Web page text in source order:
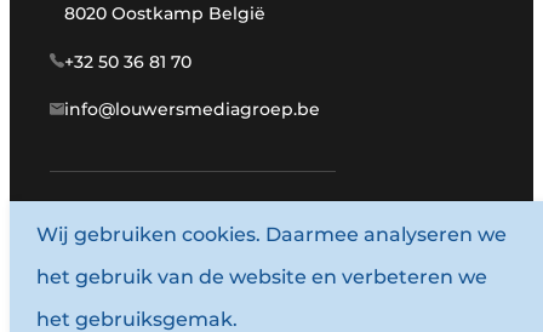
8020 Oostkamp België
+32 50 36 81 70
info@louwersmediagroep.be
www.louwersmediagroep.com
© 1987 - 2026 Louwersmediagroep.
Algemene voorwaarden
Wij gebruiken cookies. Daarmee analyseren we
het gebruik van de website en verbeteren we
het gebruiksgemak.